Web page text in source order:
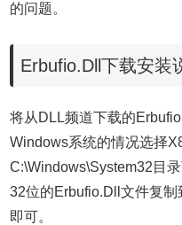
的问题。
Erbufio.Dll下载安装
将从DLL频道下载的
Windows系统的情况选择
C:\Windows\System32目
32位的Erbufio.Dll文件复
即可。